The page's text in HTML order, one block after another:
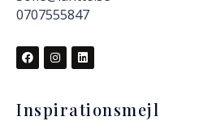
0707555847
Inspirationsmejl